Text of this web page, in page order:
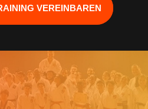
VEREINBAREN